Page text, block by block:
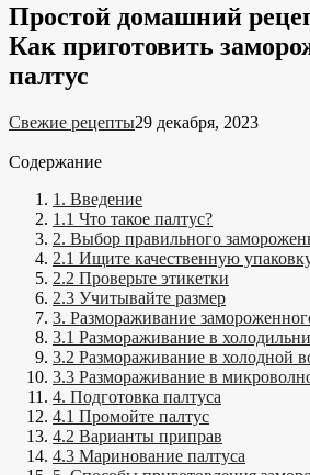
Простой домашний
Как приготовить
палтус
Свежие рецепты29 декабря, 2023
Содержание
1. Введение
1.1 Что такое палтус?
2. Выбор правильного
2.1 Ищите качественную
2.2 Проверьте этикетки
2.3 Учитывайте размер
3. Размораживание
3.1 Размораживание в
3.2 Размораживание в холодной
3.3 Размораживание в
4. Подготовка палтуса
4.1 Промойте палтус
4.2 Варианты приправ
4.3 Маринование палтуса